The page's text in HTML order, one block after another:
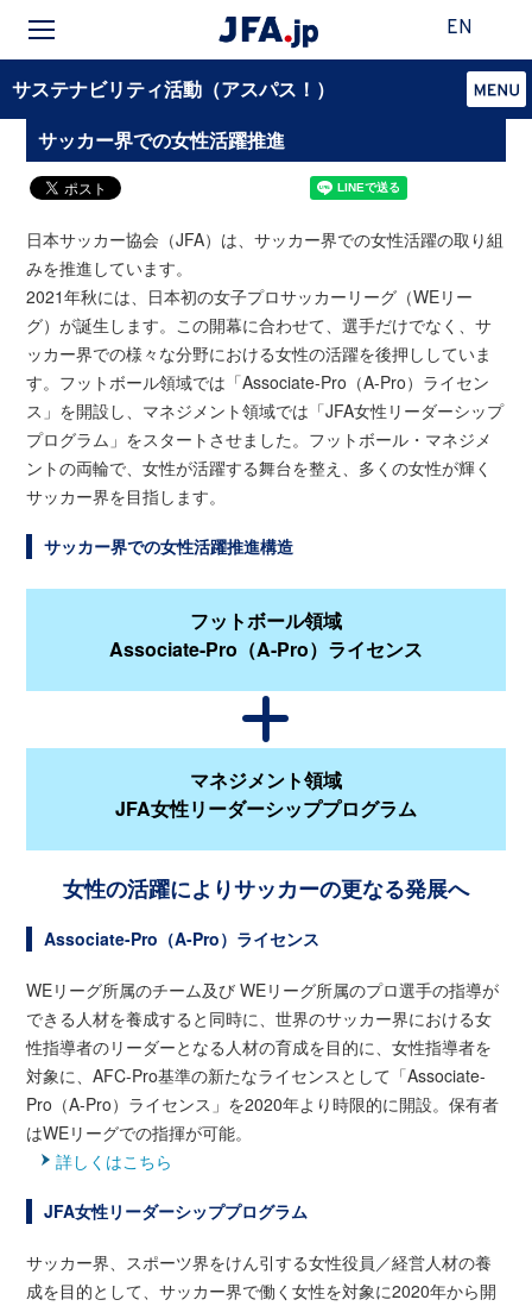
EN
サステナビリティ活動（アスパス！）
サッカー界での女性活躍推進
日本サッカー協会（JFA）は、サッカー界での女性活躍の取り組
みを推進しています。
2021年秋には、日本初の女子プロサッカーリーグ（WEリー
グ）が誕生します。この開幕に合わせて、選手だけでなく、サ
ッカー界での様々な分野における女性の活躍を後押ししていま
す。フットボール領域では「Associate-Pro（A-Pro）ライセン
ス」を開設し、マネジメント領域では「JFA女性リーダーシップ
プログラム」をスタートさせました。フットボール・マネジメ
ントの両輪で、女性が活躍する舞台を整え、多くの女性が輝く
サッカー界を目指します。
サッカー界での女性活躍推進構造
フットボール領域
Associate-Pro（A-Pro）ライセンス
マネジメント領域
JFA女性リーダーシッププログラム
女性の活躍によりサッカーの更なる発展へ
Associate-Pro（A-Pro）ライセンス
WEリーグ所属のチーム及び WEリーグ所属のプロ選手の指導が
できる人材を養成すると同時に、世界のサッカー界における女
性指導者のリーダーとなる人材の育成を目的に、女性指導者を
対象に、AFC-Pro基準の新たなライセンスとして「Associate-
Pro（A-Pro）ライセンス」を2020年より時限的に開設。保有者
はWEリーグでの指揮が可能。
詳しくはこちら
JFA女性リーダーシッププログラム
サッカー界、スポーツ界をけん引する女性役員／経営人材の養
成を目的として、サッカー界で働く女性を対象に2020年から開